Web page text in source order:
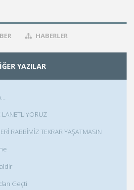
HABERLER
YAZILAR
LANETLİYORUZ
RABBİMİZ TEKRAR YAŞATMASIN
Geçti